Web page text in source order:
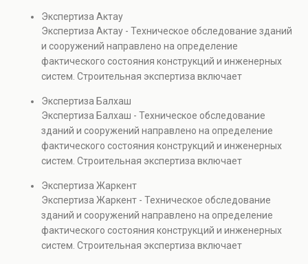
элементов и оценку эксплуатационной безопасности.
Услуга востребована при покупке недвижимости,
капитальном ремонте и реконструкции объектов, а
также при судебных разбирательствах и технических
проверках.
Экспертиза Актау
Экспертиза Актау - Техническое обследование зданий
и сооружений направлено на определение
фактического состояния конструкций и инженерных
систем. Строительная экспертиза включает
элементов и оценку эксплуатационной безопасности.
Услуга востребована при покупке недвижимости,
капитальном ремонте и реконструкции объектов, а
также при судебных разбирательствах и технических
проверках.
Экспертиза Балхаш
Экспертиза Балхаш - Техническое обследование
зданий и сооружений направлено на определение
фактического состояния конструкций и инженерных
систем. Строительная экспертиза включает
элементов и оценку эксплуатационной безопасности.
Услуга востребована при покупке недвижимости,
капитальном ремонте и реконструкции объектов, а
также при судебных разбирательствах и технических
проверках.
Экспертиза Жаркент
Экспертиза Жаркент - Техническое обследование
зданий и сооружений направлено на определение
фактического состояния конструкций и инженерных
систем. Строительная экспертиза включает